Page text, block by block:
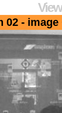
02 - image